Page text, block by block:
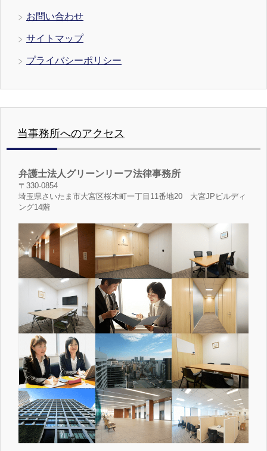
お問い合わせ
サイトマップ
プライバシーポリシー
当事務所へのアクセス
弁護士法人グリーンリーフ法律事務所
〒330-0854
埼玉県さいたま市大宮区桜木町一丁目11番地20 大宮JPビルディ
ング14階